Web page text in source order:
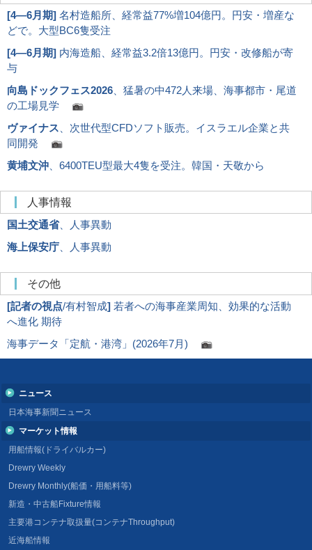
[4―6月期] 名村造船所、経常益77%増104億円。円安・増産な
どで。大型BC6隻受注
[4―6月期] 内海造船、経常益3.2倍13億円。円安・改修船が寄
与
向島ドックフェス2026 、猛暑の中472人来場、海事都市・尾道
の工場見学
ヴァイナス 、次世代型CFDソフト販売。イスラエル企業と共
同開発
黄埔文沖 、6400TEU型最大4隻を受注。韓国・天敬から
人事情報
国土交通省、人事異動
海上保安庁 、人事異動
その他
[記者の視点/有村智成] 若者への海事産業周知、効果的な活動
へ進化 期待
海事データ「定航・港湾」(2026年7月)
ニュース
日本海事新聞ニュース
マーケット情報
用船情報(ドライバルカー)
Drewry Weekly
Drewry Monthly(船価・用船料等)
新造・中古船Fixture情報
主要港コンテナ取扱量(コンテナThroughput)
近海船情報